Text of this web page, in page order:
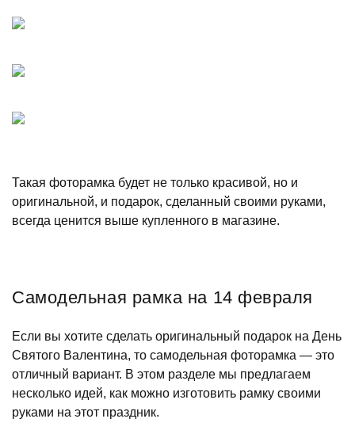
Такая фоторамка будет не только красивой, но и
оригинальной, и подарок, сделанный своими руками,
всегда ценится выше купленного в магазине.
Самодельная рамка на 14 февраля
Если вы хотите сделать оригинальный подарок на День
Святого Валентина, то самодельная фоторамка — это
отличный вариант. В этом разделе мы предлагаем
несколько идей, как можно изготовить рамку своими
руками на этот праздник.